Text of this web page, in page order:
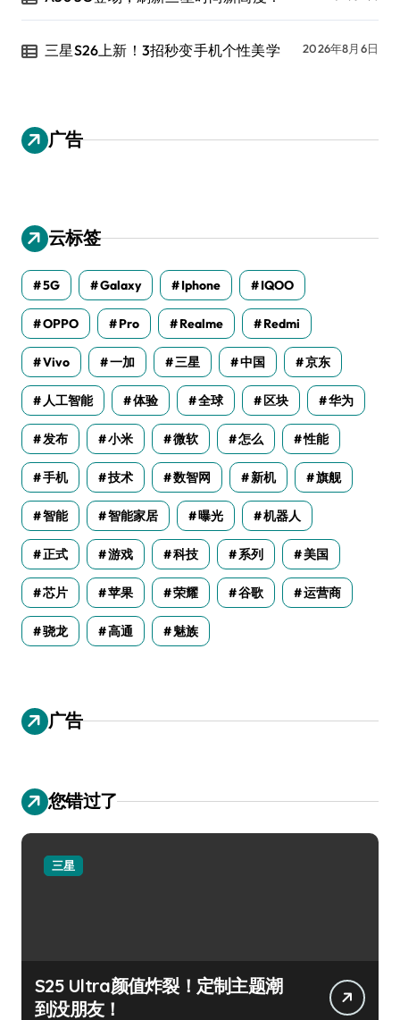
三星S26上新！3招秒变手机个性美学 2026年8月6日
广告
云标签
5G Galaxy Iphone IQOO
OPPO Pro Realme Redmi
Vivo 一加 三星 中国 京东
人工智能 体验 全球 区块 华为
发布 小米 微软 怎么 性能
手机 技术 数智网 新机 旗舰
智能 智能家居 曝光 机器人
正式 游戏 科技 系列 美国
芯片 苹果 荣耀 谷歌 运营商
骁龙 高通 魅族
广告
您错过了
三星
S25 Ultra颜值炸裂！定制主题潮
到没朋友！